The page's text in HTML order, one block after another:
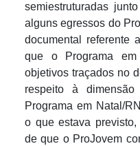
semiestruturadas
alguns egressos do
documental referente
que o Programa
objetivos traçados no
respeito à
Programa em Natal/
o que estava
de que o ProJovem